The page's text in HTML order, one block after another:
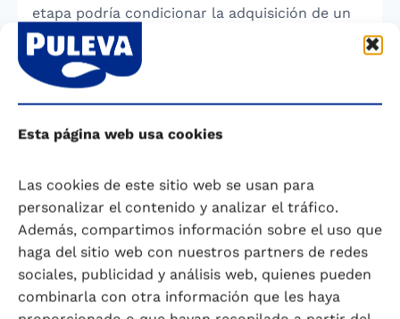
Esta página web usa cookies
Las cookies de este sitio web se usan para
personalizar el contenido y analizar el tráfico.
Además, compartimos información sobre el uso que
haga del sitio web con nuestros partners de redes
sociales, publicidad y análisis web, quienes pueden
combinarla con otra información que les haya
etapa podría condicionar la adquisición de un
pico de masa ósea adecuado y, en
consecuencia, supondría un factor de riesgo de
osteoporosis y/o fracturas osteoporóticas en la
edad adulta.
productos lácteos de unas cuatro raciones al
día. Los lácteos deben aportar
aproximadamente la cuarta parte de las
proteínas y las tres cuartas partes del calcio y
fósforo necesarios para la mineralización del
hueso y de los dientes. Esto no se consigue si
no se consumen al menos 500 ml/día de leche